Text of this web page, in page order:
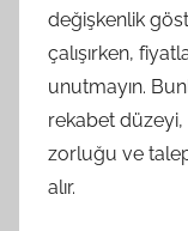
değişkenlik
çalışırken,
unutmayın.
rekabet
zorluğu ve
alır.